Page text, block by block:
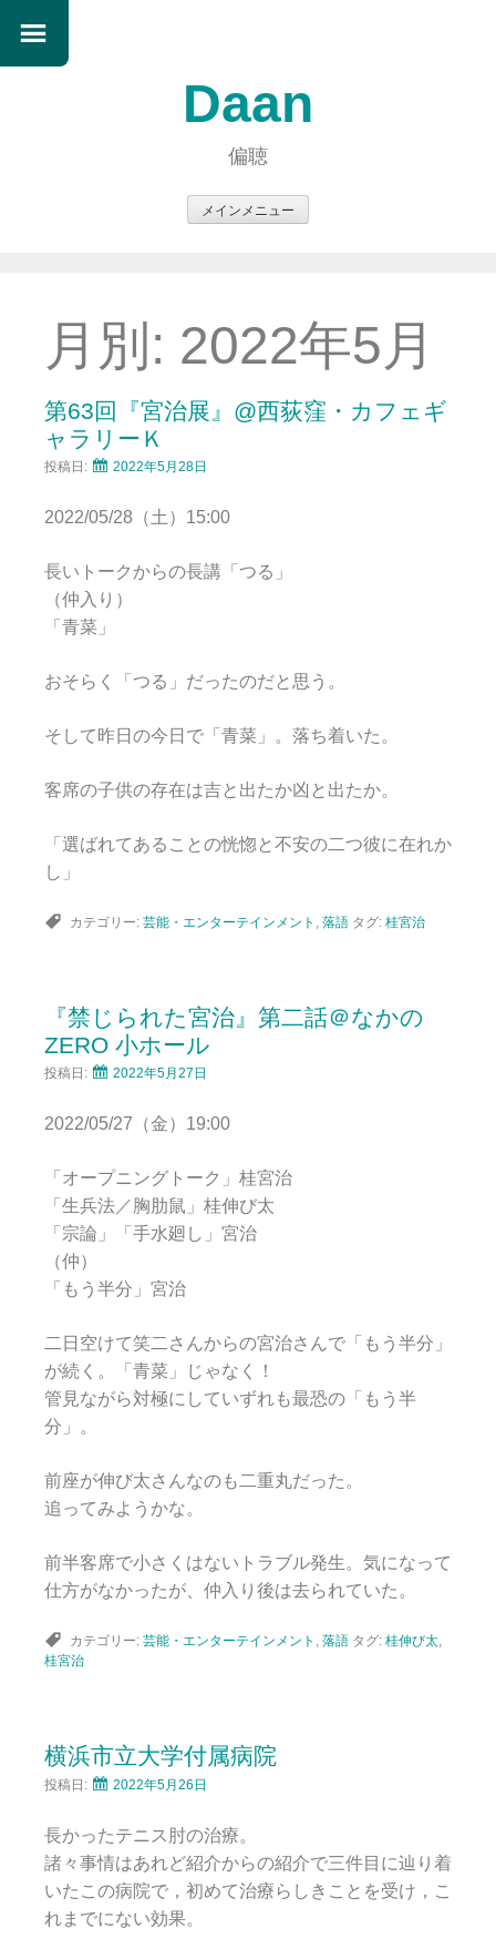
Daan
偏聴
メインメニュー
ン
ツ
へ
ス
キ
ッ
月別: 2022年5月
第63回『宮治展』@西荻窪・カフェギ
ャラリーＫ
投稿日: 2022年5月28日
2022/05/28（土）15:00
長いトークからの長講「つる」
（仲入り）
「青菜」
おそらく「つる」だったのだと思う。
そして昨日の今日で「青菜」。落ち着いた。
客席の子供の存在は吉と出たか凶と出たか。
「選ばれてあることの恍惚と不安の二つ彼に在れか
し」
カテゴリー: 芸能・エンターテインメント , 落語 タグ: 桂宮治
『禁じられた宮治』第二話＠なかの
ZERO 小ホール
投稿日: 2022年5月27日
2022/05/27（金）19:00
「オープニングトーク」桂宮治
「生兵法／胸肋鼠」桂伸び太
「宗論」「手水廻し」宮治
（仲）
「もう半分」宮治
二日空けて笑二さんからの宮治さんで「もう半分」
が続く。「青菜」じゃなく！
管見ながら対極にしていずれも最恐の「もう半
分」。
前座が伸び太さんなのも二重丸だった。
追ってみようかな。
前半客席で小さくはないトラブル発生。気になって
仕方がなかったが、仲入り後は去られていた。
カテゴリー: 芸能・エンターテインメント , 落語 タグ: 桂伸び太,
桂宮治
横浜市立大学付属病院
投稿日: 2022年5月26日
長かったテニス肘の治療。
諸々事情はあれど紹介からの紹介で三件目に辿り着
いたこの病院で，初めて治療らしきことを受け，こ
れまでにない効果。